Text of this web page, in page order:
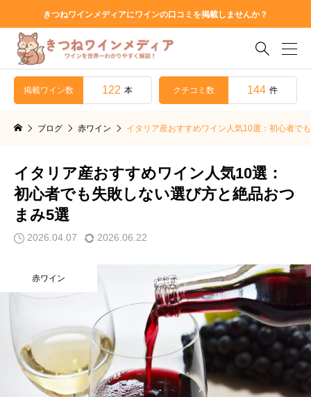
きつねワインメディアにワインの口コミを掲載しませんか？

掲載ワイン数 122 本 クチコミ数 144 件
ブログ 赤ワイン イタリア産おすすめワイン人気10選：初心者で
イタリア産おすすめワイン人気10選：
初心者でも失敗しない選び方と絶品おつ
まみ5選
2026.04.07 2026.06.22
赤ワイン